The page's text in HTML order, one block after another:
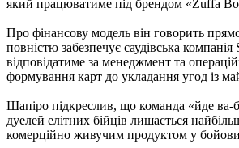
який працюватиме під брендом «Zuffa
Про фінансову модель він говорить
повністю забезпечує саудівська
відповідатиме за менеджмент та
формування карт до укладання угод із
Шапіро підкреслив, що команда «йде ва-
дуелей елітних бійців лишається
комерційно живучим продуктом у